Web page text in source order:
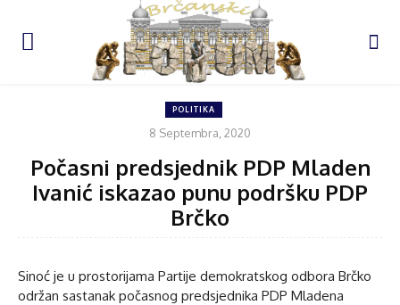
POLITIKA
8 Septembra, 2020
Počasni predsjednik PDP Mladen
Ivanić iskazao punu podršku PDP
Brčko
Sinoć je u prostorijama Partije demokratskog odbora Brčko
održan sastanak počasnog predsjednika PDP Mladena